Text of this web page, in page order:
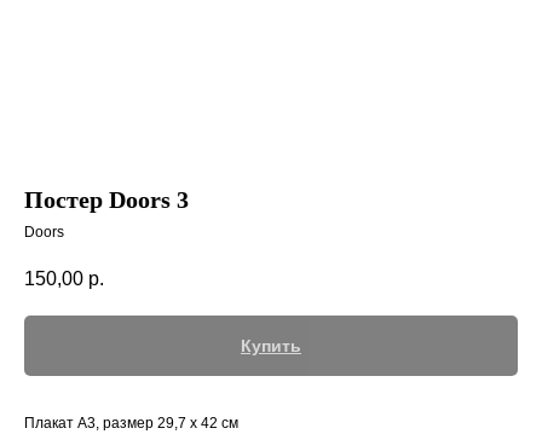
Постер Doors 3
Doors
150,00 р.
Купить
Плакат А3, размер 29,7 х 42 см